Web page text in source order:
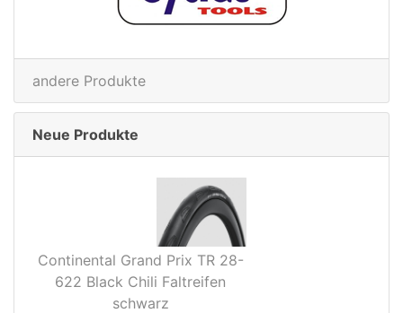
andere Produkte
Neue Produkte
Continental Grand Prix TR 28-
622 Black Chili Faltreifen
schwarz